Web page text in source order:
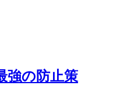
強の防止策